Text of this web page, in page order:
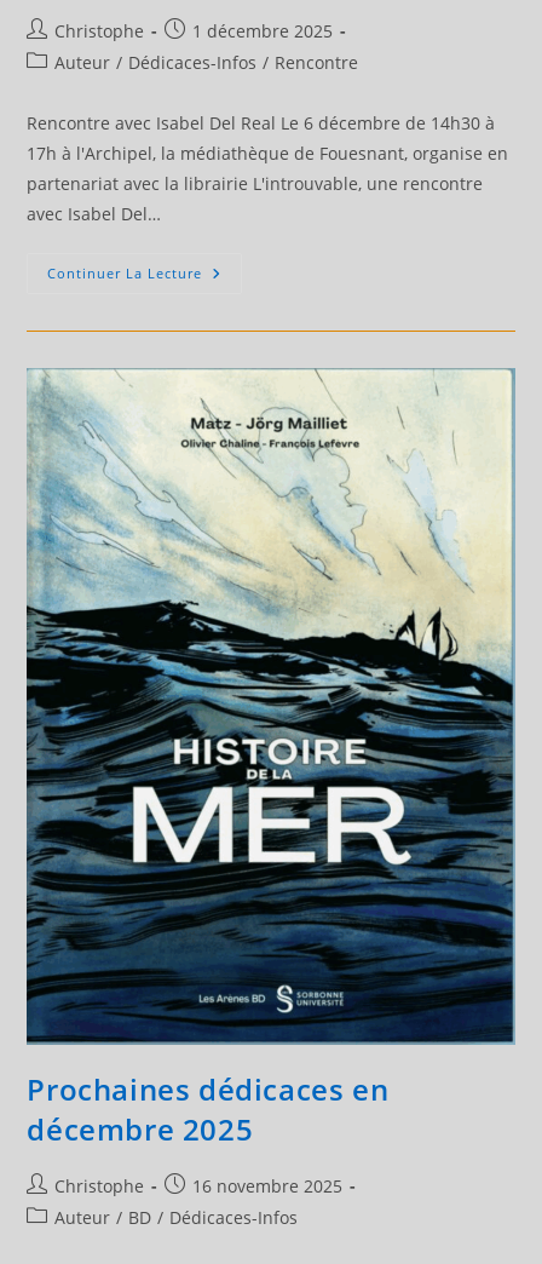
Auteur/autrice
de
Christophe
Publication
publiée :
1 décembre 2025
PostAuteur / Dédicaces-Infos / Rencontre
Rencontre avec Isabel Del Real Le 6 décembre de 14h30 à
17h à l'Archipel, la médiathèque de Fouesnant, organise en
partenariat avec la librairie L'introuvable, une rencontre
avec Isabel Del…
Continuer La Lecture Rencontre
Real
6
Décembre
2025
Prochaines dédicaces en
décembre 2025
Auteur/autrice
de
Christophe
Publication
publiée :
16 novembre 2025
PostAuteur / BD / Dédicaces-Infos